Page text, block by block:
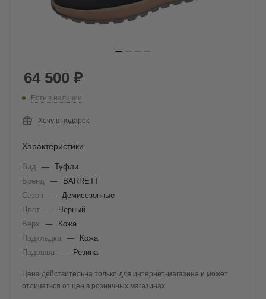
64 500 ₽
Есть в наличии
Хочу в подарок
Характеристики
Вид — Туфли
Бренд
—
BARRETT
Сезон
—
Демисезонные
Цвет —
Черный
Верх
—
Кожа
Подкладка
—
Кожа
Подошва
— Резина
Цена действительна только для интернет-магазина и может
отличаться от цен в розничных магазинах